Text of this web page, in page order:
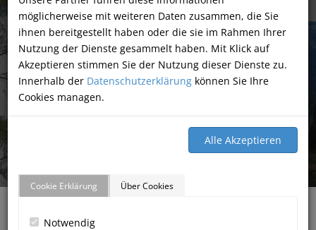
möglicherweise mit weiteren Daten zusammen, die Sie
ihnen bereitgestellt haben oder die sie im Rahmen Ihrer
Nutzung der Dienste gesammelt haben. Mit Klick auf
Akzeptieren stimmen Sie der Nutzung dieser Dienste zu.
Innerhalb der Datenschutzerklärung können Sie Ihre
Cookies managen.
Cookie Erklärung Über Cookies
Notwendig